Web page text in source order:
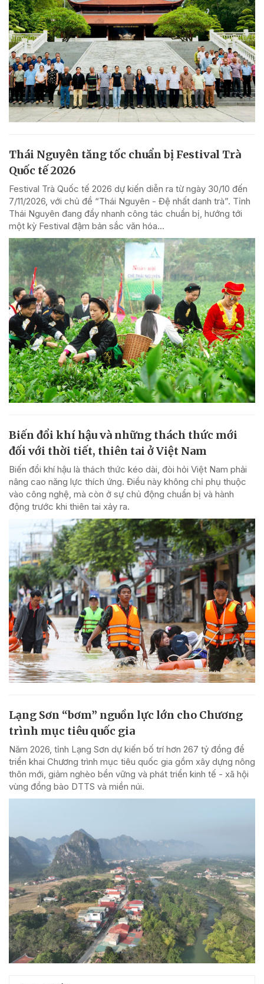
Thái Nguyên tăng tốc chuẩn bị Festival Trà
Quốc tế 2026
Festival Trà Quốc tế 2026 dự kiến diễn ra từ ngày 30/10 đến
7/11/2026, với chủ đề “Thái Nguyên - Đệ nhất danh trà”. Tỉnh
Thái Nguyên đang đẩy nhanh công tác chuẩn bị, hướng tới
một kỳ Festival đậm bản sắc văn hóa...
Biến đổi khí hậu và những thách thức mới
đối với thời tiết, thiên tai ở Việt Nam
Biến đổi khí hậu là thách thức kéo dài, đòi hỏi Việt Nam phải
nâng cao năng lực thích ứng. Điều này không chỉ phụ thuộc
vào công nghệ, mà còn ở sự chủ động chuẩn bị và hành
động trước khi thiên tai xảy ra.
Lạng Sơn “bơm” nguồn lực lớn cho Chương
trình mục tiêu quốc gia
Năm 2026, tỉnh Lạng Sơn dự kiến bố trí hơn 267 tỷ đồng để
triển khai Chương trình mục tiêu quốc gia gồm xây dựng nông
thôn mới, giảm nghèo bền vững và phát triển kinh tế - xã hội
vùng đồng bào DTTS và miền núi.